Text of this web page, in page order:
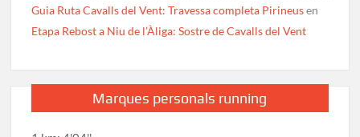
Guia Ruta Cavalls del Vent: Travessa completa Pirineusen
Etapa Rebost a Niu de l’Àliga: Sostre de Cavalls del Vent
Marques personals running